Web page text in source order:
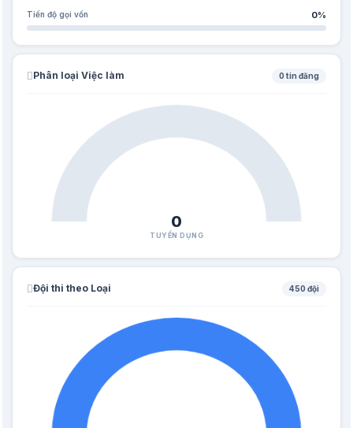
Tiến độ gọi vốn 0%
Phân loại Việc làm 0 tin đăng
0
TUYỂN DỤNG
Đội thi theo Loại 450 đội